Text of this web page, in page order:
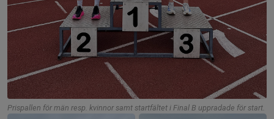
Prispallen för män resp. kvinnor samt startfältet i Final B uppradade för start.